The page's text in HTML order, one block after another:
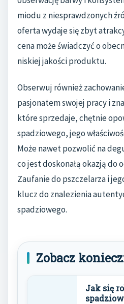
miodu z niesprawdzonych
oferta wydaje się zbyt
cena może świadczyć o
niskiej jakości produktu.
Obserwuj również
pasjonatem swojej pracy i
które sprzedaje, chętnie
spadziowego, jego
Może nawet pozwolić na
co jest doskonałą okazją do
Zaufanie do pszczelarza i
klucz do znalezienia
spadziowego.
Zobacz
Jak się